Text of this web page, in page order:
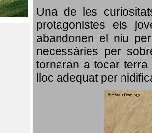
Una de les
protagonistes els
abandonen el niu
necessàries per
tornaran a tocar
lloc adequat per